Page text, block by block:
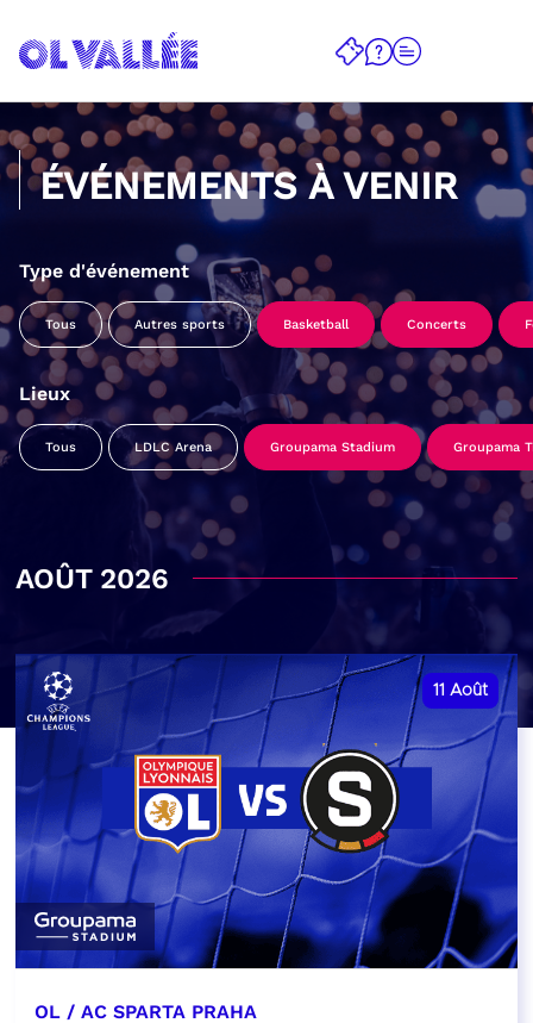
ÉVÉNEMENTS À VENIR
Type d'événement
Tous Autres sports Basketball Concerts
Lieux
Tous LDLC Arena Groupama Stadium Groupama
AOÛT 2026
11 Août
OL / AC SPARTA PRAHA